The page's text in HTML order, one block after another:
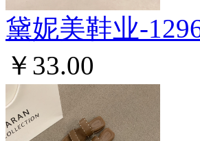
黛妮美鞋业-
￥33.00